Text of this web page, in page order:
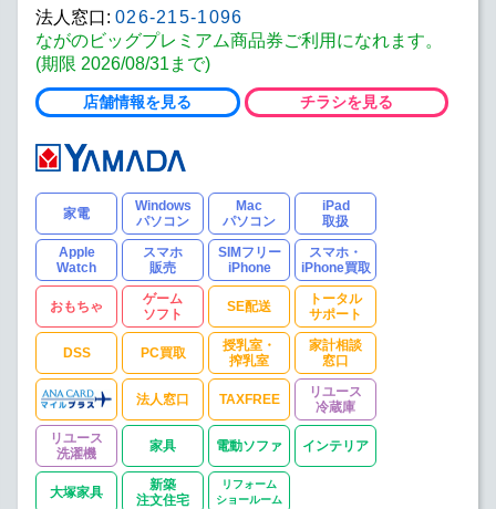
法人窓口: 026-215-1096
ながのビッグプレミアム商品券ご利用になれます。
(期限 2026/08/31まで)
店舗情報を見る チラシを見る
家電
Windows
パソコン
Mac
パソコン
iPad
取扱
Apple
Watch
スマホ
販売
SIMフリー
iPhone
スマホ・
iPhone買取
おもちゃ
ゲーム
ソフト
SE配送
トータル
サポート
DSS PC買取
授乳室・
搾乳室
家計相談
窓口
法人窓口 TAXFREE
リユース
冷蔵庫
リユース
洗濯機
家具 電動ソファ インテリア
大塚家具
新築
注文住宅
リフォーム
ショールーム